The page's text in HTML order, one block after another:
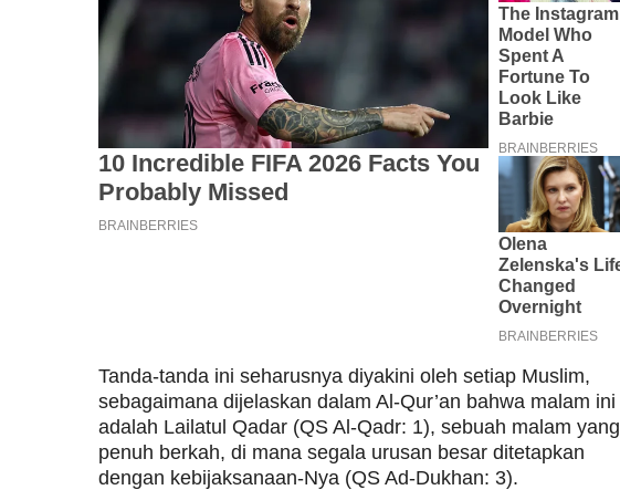
Tanda-tanda ini seharusnya diyakini oleh setiap Muslim,
sebagaimana dijelaskan dalam Al-Qur’an bahwa malam ini
adalah Lailatul Qadar (QS Al-Qadr: 1), sebuah malam yang
penuh berkah, di mana segala urusan besar ditetapkan
dengan kebijaksanaan-Nya (QS Ad-Dukhan: 3).